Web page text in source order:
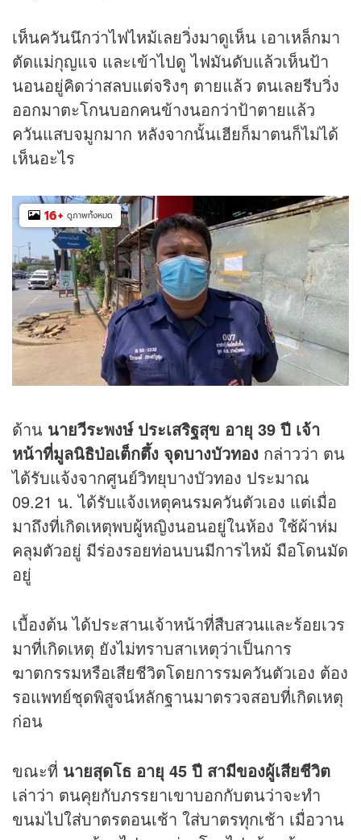
เห็นควันนึกว่าไฟไหม้เลยวิ่งมาดูเห็น เอาเหล็กมา
ตัดแม่กุญแจ และเข้าไปดู ไฟมันดับแล้วเห็นป้า
นอนอยู่คิดว่าสลบแต่จริงๆ ตายแล้ว ตนเลยรีบวิ่ง
ออกมาตะโกนบอกคนข้างนอกว่าป้าตายแล้ว
ควันแสบจมูกมาก หลังจากนั้นเฮียก็มาตนก็ไม่ได้
เห็นอะไร
16+ ดูภาพทั้งหมด
ด้าน นายวีระพงษ์ ประเสริฐสุข อายุ 39 ปี เจ้า
หน้าที่มูลนิธิป่อเต็กตึ้ง จุดบางบัวทอง กล่าวว่า ตน
ได้รับแจ้งจากศูนย์วิทยุบางบัวทอง ประมาณ
09.21 น. ได้รับแจ้งเหตุคนรมควันตัวเอง แต่เมื่อ
มาถึงที่เกิดเหตุพบผู้หญิงนอนอยู่ในห้อง ใช้ผ้าห่ม
คลุมตัวอยู่ มีร่องรอยท่อนบนมีการไหม้ มือโดนมัด
อยู่
เบื้องต้น ได้ประสานเจ้าหน้าที่สืบสวนและร้อยเวร
มาที่เกิดเหตุ ยังไม่ทราบสาเหตุว่าเป็นการ
ฆาตกรรมหรือเสียชีวิตโดยการรมควันตัวเอง ต้อง
รอแพทย์ชุดพิสูจน์หลักฐานมาตรวจสอบที่เกิดเหตุ
ก่อน
ขณะที่ นายสุดโธ อายุ 45 ปี สามีของผู้เสียชีวิต
เล่าว่า ตนคุยกับภรรยาเขาบอกกับตนว่าจะทำ
ขนมไปใส่บาตรตอนเช้า ใส่บาตรทุกเช้า เมื่อวาน